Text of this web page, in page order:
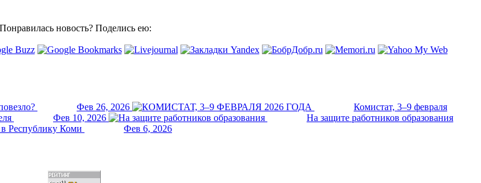
Понравилась новость? Поделись ею:
Фев 26, 2026
Комистат, 3–9 февраля
Фев 10, 2026
На защите работников образования
Республику Коми Фев 6, 2026